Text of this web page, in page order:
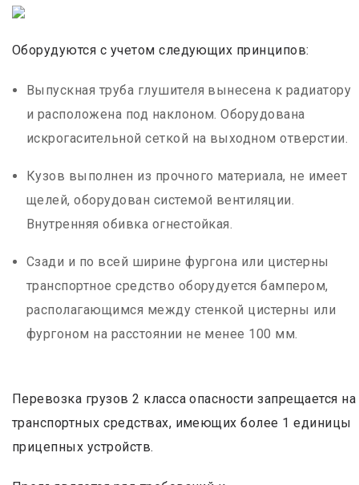
Оборудуются с учетом следующих принципов:
Выпускная труба глушителя вынесена к радиатору
и расположена под наклоном. Оборудована
искрогасительной сеткой на выходном отверстии.
Кузов выполнен из прочного материала, не имеет
щелей, оборудован системой вентиляции.
Внутренняя обивка огнестойкая.
Сзади и по всей ширине фургона или цистерны
транспортное средство оборудуется бампером,
располагающимся между стенкой цистерны или
фургоном на расстоянии не менее 100 мм.
Перевозка грузов 2 класса опасности запрещается на
транспортных средствах, имеющих более 1 единицы
прицепных устройств.